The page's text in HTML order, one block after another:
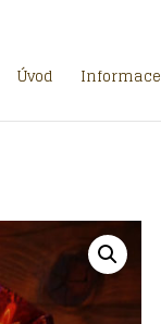
Úvod Informace